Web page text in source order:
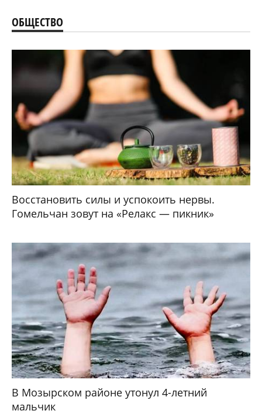
ОБЩЕСТВО
Восстановить силы и успокоить нервы.
Гомельчан зовут на «Релакс — пикник»
В Мозырском районе утонул 4-летний
мальчик